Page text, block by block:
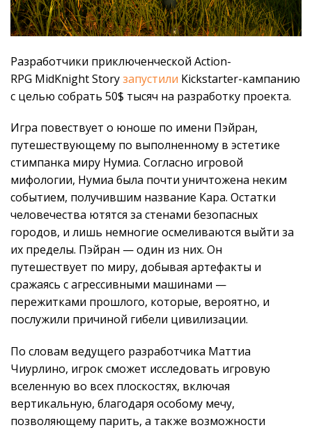
Разработчики приключенческой Action-
RPG MidKnight Storyзапустили Kickstarter-кампанию
с целью собрать 50$ тысяч на разработку проекта.
Игра повествует о юноше по имени Пэйран,
путешествующему по выполненному в эстетике
стимпанка миру Нумиа. Согласно игровой
мифологии, Нумиа была почти уничтожена неким
событием, получившим название Кара. Остатки
человечества ютятся за стенами безопасных
городов, и лишь немногие осмеливаются выйти за
их пределы. Пэйран — один из них. Он
путешествует по миру, добывая артефакты и
сражаясь с агрессивными машинами —
пережитками прошлого, которые, вероятно, и
послужили причиной гибели цивилизации.
По словам ведущего разработчика Маттиа
Чиурлино, игрок сможет исследовать игровую
вселенную во всех плоскостях, включая
вертикальную, благодаря особому мечу,
позволяющему парить, а также возможности